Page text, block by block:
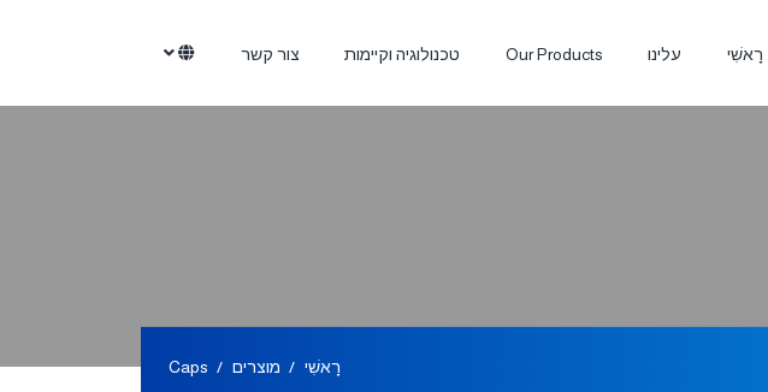
רָאשִׁי עלינו Our Products טכנולוגיה וקיימות צור קשר
רָאשִׁי מוצרים Caps